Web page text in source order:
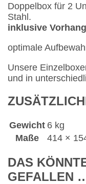
Doppelbox für 2
Stahl.
inklusive
optimale
Unsere
und in
Gewicht 6 kg
Maße
414 ×
DAS
GEFALLEN